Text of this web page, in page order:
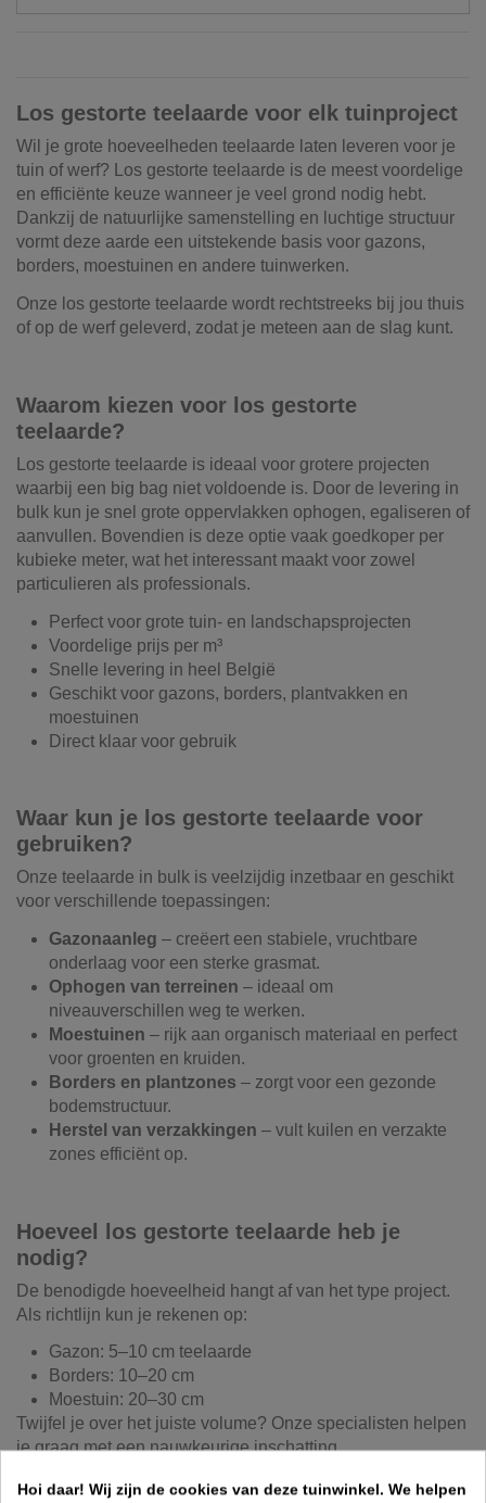
Los gestorte teelaarde voor elk tuinproject
Wil je grote hoeveelheden teelaarde laten leveren voor je
tuin of werf? Los gestorte teelaarde is de meest voordelige
en efficiënte keuze wanneer je veel grond nodig hebt.
Dankzij de natuurlijke samenstelling en luchtige structuur
vormt deze aarde een uitstekende basis voor gazons,
borders, moestuinen en andere tuinwerken.
Onze los gestorte teelaarde wordt rechtstreeks bij jou thuis
of op de werf geleverd, zodat je meteen aan de slag kunt.
Waarom kiezen voor los gestorte
teelaarde?
Los gestorte teelaarde is ideaal voor grotere projecten
waarbij een big bag niet voldoende is. Door de levering in
bulk kun je snel grote oppervlakken ophogen, egaliseren of
aanvullen. Bovendien is deze optie vaak goedkoper per
kubieke meter, wat het interessant maakt voor zowel
particulieren als professionals.
Perfect voor grote tuin- en landschapsprojecten
Voordelige prijs per m³
Snelle levering in heel België
Geschikt voor gazons, borders, plantvakken en
moestuinen
Direct klaar voor gebruik
Waar kun je los gestorte teelaarde voor
gebruiken?
Onze teelaarde in bulk is veelzijdig inzetbaar en geschikt
voor verschillende toepassingen:
Gazonaanleg – creëert een stabiele, vruchtbare
onderlaag voor een sterke grasmat.
Ophogen van terreinen – ideaal om
niveauverschillen weg te werken.
Moestuinen – rijk aan organisch materiaal en perfect
voor groenten en kruiden.
Borders en plantzones – zorgt voor een gezonde
bodemstructuur.
Herstel van verzakkingen – vult kuilen en verzakte
zones efficiënt op.
Hoeveel los gestorte teelaarde heb je
nodig?
De benodigde hoeveelheid hangt af van het type project.
Als richtlijn kun je rekenen op:
Gazon: 5–10 cm teelaarde
Borders: 10–20 cm
Moestuin: 20–30 cm
Twijfel je over het juiste volume? Onze specialisten helpen
je graag met een nauwkeurige inschatting.
Hoi daar! Wij zijn de cookies van deze tuinwinkel. We helpen